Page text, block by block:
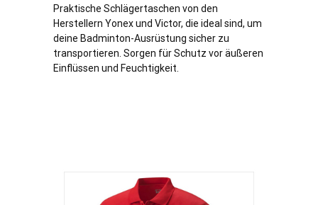
Praktische Schlägertaschen von den
Herstellern Yonex und Victor, die ideal sind, um
deine Badminton-Ausrüstung sicher zu
transportieren. Sorgen für Schutz vor äußeren
Einflüssen und Feuchtigkeit.